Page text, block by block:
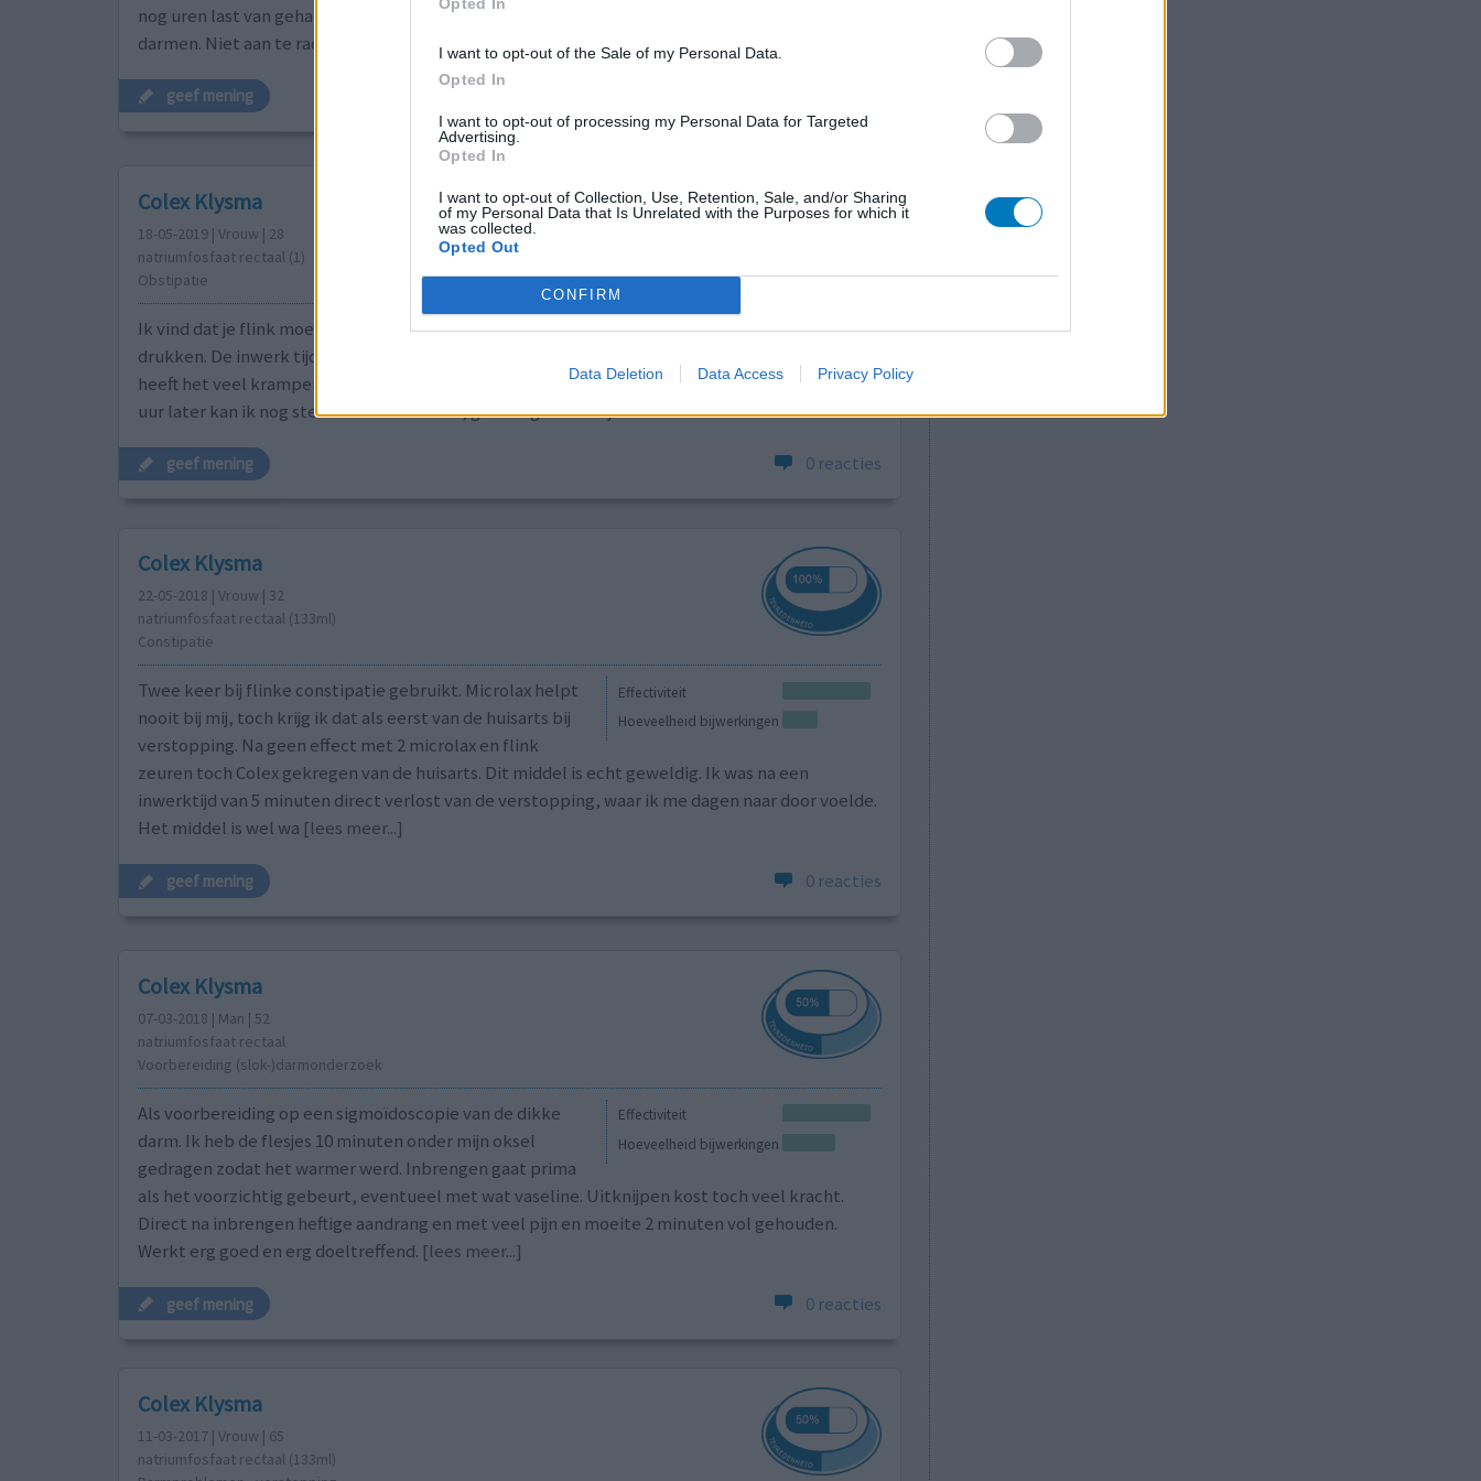
I want to opt-out of the Sale of my Personal Data.
Opted In
I want to opt-out of processing my Personal Data for Targeted
Advertising.
Opted In
I want to opt-out of Collection, Use, Retention, Sale, and/or Sharing
of my Personal Data that Is Unrelated with the Purposes for which it
was collected.
Opted Out
CONFIRM
Data Deletion Data Access Privacy Policy
nog uren last van gehad. Lucht bij mij niet veel op, er zat ook niet veel ontlasting in mijn
darmen. Niet aan te raden als
[lees meer...]
geef mening
Colex Klysma
18-05-2019 | Vrouw | 28
natriumfosfaat rectaal (1)
Obstipatie
Effectiviteit
Ik vind dat je flink moet knijpen om de flacon leeg te
drukken. De inwerk tijd was prima vol te houden, wel
heeft het veel krampen en buikpijn gegeven en een half
uur later kan ik nog steeds naar het toilet, gelukkig veel kwijt!
geef mening 0 reacties
Colex Klysma
22-05-2018 | Vrouw | 32
natriumfosfaat rectaal (133ml)
Constipatie
Effectiviteit
Hoeveelheid bijwerkingen
Twee keer bij flinke constipatie gebruikt. Microlax helpt
nooit bij mij, toch krijg ik dat als eerst van de huisarts bij
verstopping. Na geen effect met 2 microlax en flink
zeuren toch Colex gekregen van de huisarts. Dit middel is echt geweldig. Ik was na een
inwerktijd van 5 minuten direct verlost van de verstopping, waar ik me dagen naar door voelde.
Het middel is wel wa [lees meer...]
geef mening 0 reacties
Colex Klysma
07-03-2018 | Man | 52
natriumfosfaat rectaal
Voorbereiding (slok-)darmonderzoek
Effectiviteit
Hoeveelheid bijwerkingen
Als voorbereiding op een sigmoïdoscopie van de dikke
darm. Ik heb de flesjes 10 minuten onder mijn oksel
gedragen zodat het warmer werd. Inbrengen gaat prima
als het voorzichtig gebeurt, eventueel met wat vaseline. Uitknijpen kost toch veel kracht.
Direct na inbrengen heftige aandrang en met veel pijn en moeite 2 minuten vol gehouden.
Werkt erg goed en erg doeltreffend. [lees meer...]
geef mening 0 reacties
Colex Klysma
11-03-2017 | Vrouw | 65
natriumfosfaat rectaal (133ml)